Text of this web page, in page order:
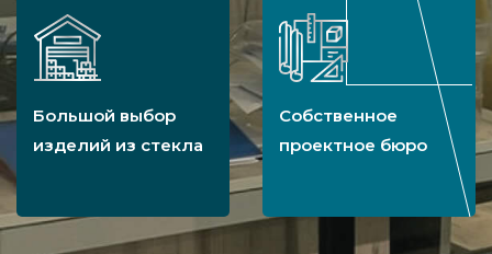
Большой выбор
изделий из стекла
Собственное
проектное бюро